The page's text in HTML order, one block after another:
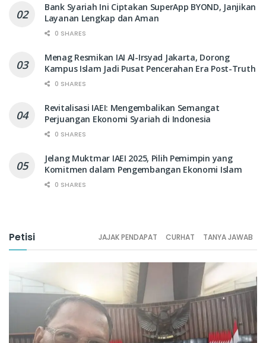
Bank Syariah Ini Ciptakan SuperApp BYOND, Janjikan
Layanan Lengkap dan Aman
0 SHARES
Menag Resmikan IAI Al-Irsyad Jakarta, Dorong
Kampus Islam Jadi Pusat Pencerahan Era Post-Truth
0 SHARES
Revitalisasi IAEI: Mengembalikan Semangat
Perjuangan Ekonomi Syariah di Indonesia
0 SHARES
Jelang Muktmar IAEI 2025, Pilih Pemimpin yang
Komitmen dalam Pengembangan Ekonomi Islam
0 SHARES
Petisi JAJAK PENDAPAT CURHAT TANYA JAWAB